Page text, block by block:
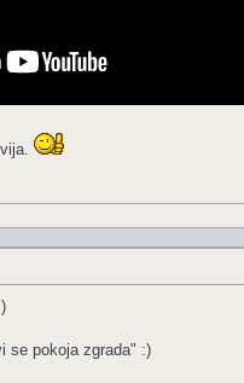
se pokoja zgrada" :)